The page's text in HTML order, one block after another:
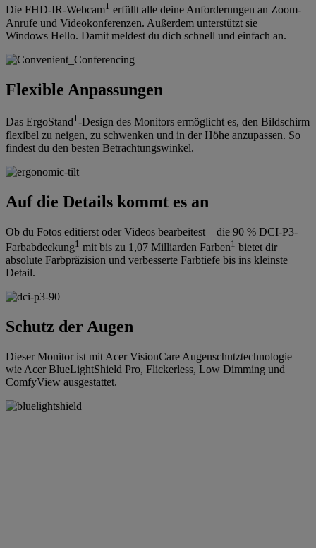
Die FHD-IR-Webcam1 erfüllt alle deine Anforderungen an Zoom-
Anrufe und Videokonferenzen. Außerdem unterstützt sie
Windows Hello. Damit meldest du dich schnell und einfach an.
Flexible Anpassungen
Das ErgoStand1-Design des Monitors ermöglicht es, den Bildschirm
flexibel zu neigen, zu schwenken und in der Höhe anzupassen. So
findest du den besten Betrachtungswinkel.
Auf die Details kommt es an
Ob du Fotos editierst oder Videos bearbeitest – die 90 % DCI-P3-
Farbabdeckung1 mit bis zu 1,07 Milliarden Farben1 bietet dir
absolute Farbpräzision und verbesserte Farbtiefe bis ins kleinste
Detail.
Schutz der Augen
Dieser Monitor ist mit Acer VisionCare Augenschutztechnologie
wie Acer BlueLightShield Pro, Flickerless, Low Dimming und
ComfyView ausgestattet.